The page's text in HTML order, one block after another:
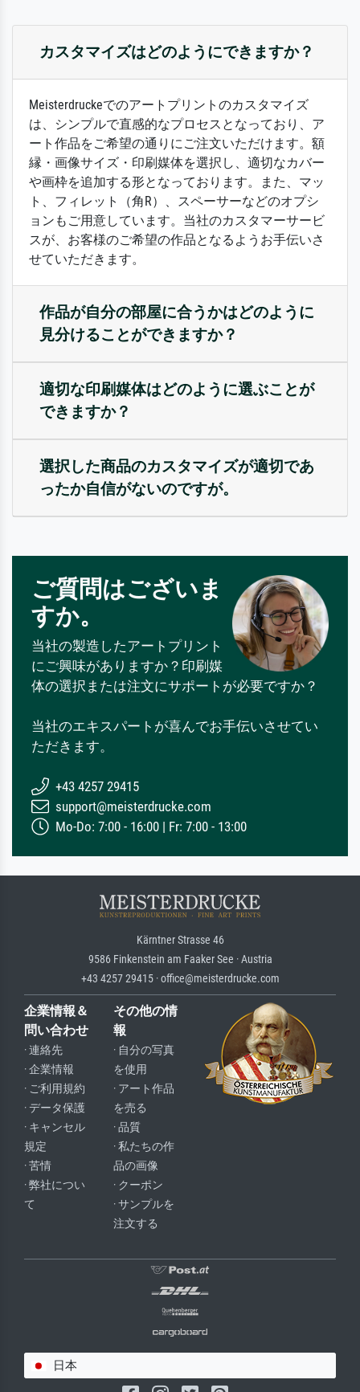
カスタマイズはどのようにできますか？
Meisterdruckeでのアートプリントのカスタマイズ
は、シンプルで直感的なプロセスとなっており、ア
ート作品をご希望の通りにご注文いただけます。額
縁・画像サイズ・印刷媒体を選択し、適切なカバー
や画枠を追加する形となっております。また、マッ
ト、フィレット（角R）、スペーサーなどのオプシ
ョンもご用意しています。当社のカスタマーサービ
スが、お客様のご希望の作品となるようお手伝いさ
せていただきます。
作品が自分の部屋に合うかはどのように
見分けることができますか？
適切な印刷媒体はどのように選ぶことが
できますか？
選択した商品のカスタマイズが適切であ
ったか自信がないのですが。
ご質問はございま
すか。
当社の製造したアートプリント
にご興味がありますか？印刷媒
体の選択または注文にサポートが必要ですか？
当社のエキスパートが喜んでお手伝いさせてい
ただきます。
+43 4257 29415
support@meisterdrucke.com
Mo-Do: 7:00 - 16:00 | Fr: 7:00 - 13:00
Kärntner Strasse 46
9586 Finkenstein am Faaker See · Austria
+43 4257 29415 · office@meisterdrucke.com
企業情報＆
問い合わせ
· 連絡先
· 企業情報
· ご利用規約
· データ保護
· キャンセル
規定
· 苦情
· 弊社につい
て
その他の情
報
· 自分の写真
を使用
· アート作品
を売る
· 品質
· 私たちの作
品の画像
· クーポン
· サンプルを
注文する
日本